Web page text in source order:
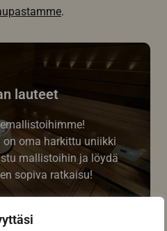
.
lauteet
oma harkittu uniikki
mallistoihin ja löydä
sopiva ratkaisu!